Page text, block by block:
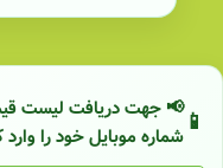
📢 جهت دریافت لیست
شماره موبایل خود را وارد